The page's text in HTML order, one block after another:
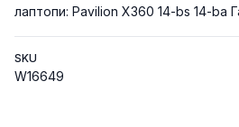
лаптопи: Pavilion X360 14-bs 14-ba
SKU
W16649